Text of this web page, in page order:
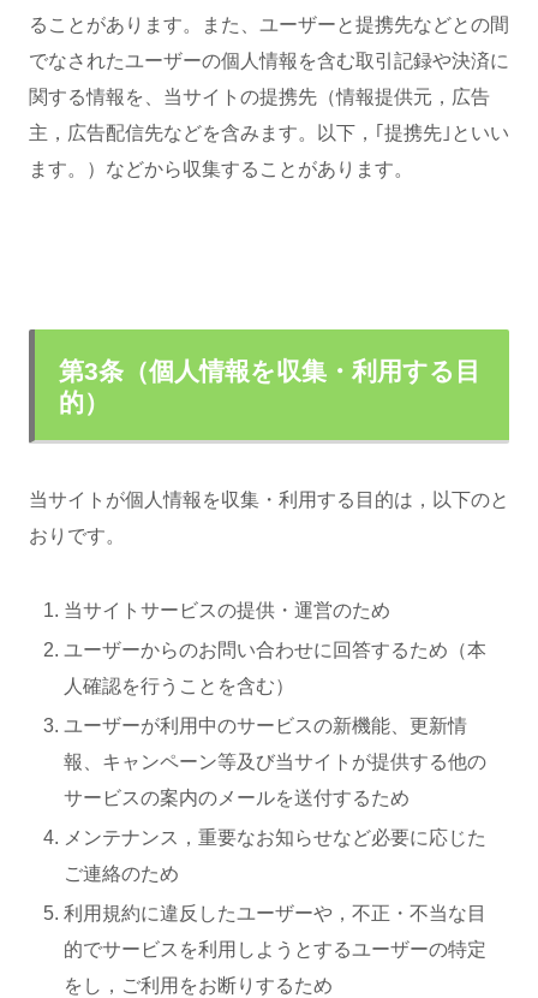
ることがあります。また、ユーザーと提携先などとの間
でなされたユーザーの個人情報を含む取引記録や決済に
関する情報を、当サイトの提携先（情報提供元，広告
主，広告配信先などを含みます。以下，｢提携先｣といい
ます。）などから収集することがあります。
第3条（個人情報を収集・利用する目
的）
当サイトが個人情報を収集・利用する目的は，以下のと
おりです。
当サイトサービスの提供・運営のため
ユーザーからのお問い合わせに回答するため（本
人確認を行うことを含む）
ユーザーが利用中のサービスの新機能、更新情
報、キャンペーン等及び当サイトが提供する他の
サービスの案内のメールを送付するため
メンテナンス，重要なお知らせなど必要に応じた
ご連絡のため
利用規約に違反したユーザーや，不正・不当な目
的でサービスを利用しようとするユーザーの特定
をし，ご利用をお断りするため